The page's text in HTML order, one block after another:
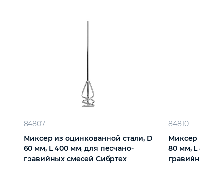
84807
Миксер из оцинкованной стали, D
60 мм, L 400 мм, для песчано-
гравийных смесей Сибртех
84810
Миксер из
80 мм, L 450
гравийных